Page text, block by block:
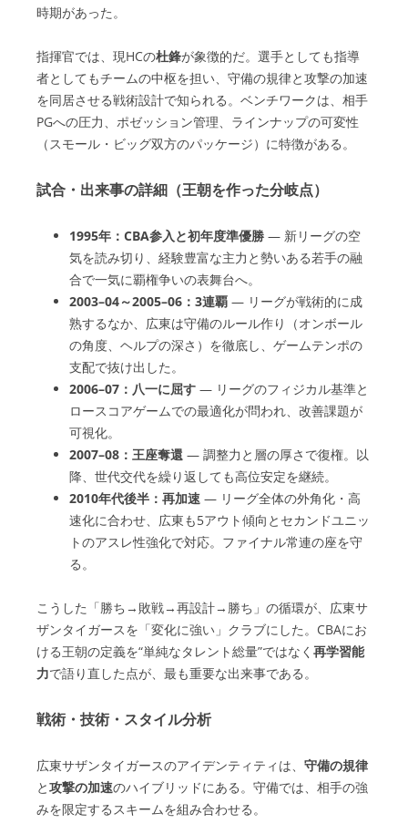
時期があった。
指揮官では、現HCの杜鋒が象徴的だ。選手としても指導
者としてもチームの中枢を担い、守備の規律と攻撃の加速
を同居させる戦術設計で知られる。ベンチワークは、相手
PGへの圧力、ポゼッション管理、ラインナップの可変性
（スモール・ビッグ双方のパッケージ）に特徴がある。
試合・出来事の詳細（王朝を作った分岐点）
1995年：CBA参入と初年度準優勝 — 新リーグの空
気を読み切り、経験豊富な主力と勢いある若手の融
合で一気に覇権争いの表舞台へ。
2003–04～2005–06：3連覇 — リーグが戦術的に成
熟するなか、広東は守備のルール作り（オンボール
の角度、ヘルプの深さ）を徹底し、ゲームテンポの
支配で抜け出した。
2006–07：八一に屈す — リーグのフィジカル基準と
ロースコアゲームでの最適化が問われ、改善課題が
可視化。
2007–08：王座奪還 — 調整力と層の厚さで復権。以
降、世代交代を繰り返しても高位安定を継続。
2010年代後半：再加速 — リーグ全体の外角化・高
速化に合わせ、広東も5アウト傾向とセカンドユニッ
トのアスレ性強化で対応。ファイナル常連の座を守
る。
こうした「勝ち→敗戦→再設計→勝ち」の循環が、広東サ
ザンタイガースを「変化に強い」クラブにした。CBAにお
ける王朝の定義を“単純なタレント総量”ではなく 再学習能
力で語り直した点が、最も重要な出来事である。
戦術・技術・スタイル分析
広東サザンタイガースのアイデンティティは、 守備の規律
と攻撃の加速のハイブリッドにある。守備では、相手の強
みを限定するスキームを組み合わせる。